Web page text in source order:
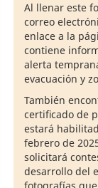
Al llenar este
correo
enlace a la
contiene
alerta
evacuación y
También
certificado de
estará
febrero de
solicitará
desarrollo del